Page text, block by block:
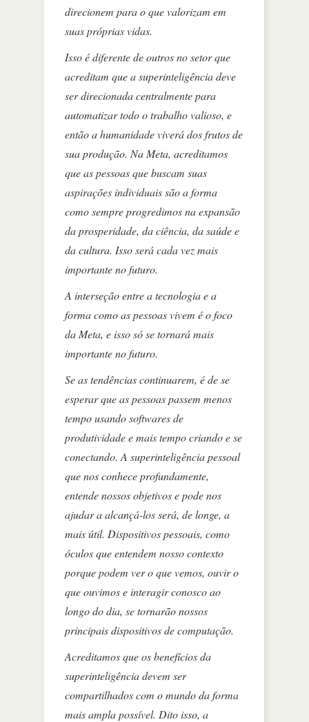
direcionem para o que valorizam em
suas próprias vidas.
Isso é diferente de outros no setor que
acreditam que a superinteligência deve
ser direcionada centralmente para
automatizar todo o trabalho valioso, e
então a humanidade viverá dos frutos de
sua produção. Na Meta, acreditamos
que as pessoas que buscam suas
aspirações individuais são a forma
como sempre progredimos na expansão
da prosperidade, da ciência, da saúde e
da cultura. Isso será cada vez mais
importante no futuro.
A interseção entre a tecnologia e a
forma como as pessoas vivem é o foco
da Meta, e isso só se tornará mais
importante no futuro.
Se as tendências continuarem, é de se
esperar que as pessoas passem menos
tempo usando softwares de
produtividade e mais tempo criando e se
conectando. A superinteligência pessoal
que nos conhece profundamente,
entende nossos objetivos e pode nos
ajudar a alcançá-los será, de longe, a
mais útil. Dispositivos pessoais, como
óculos que entendem nosso contexto
porque podem ver o que vemos, ouvir o
que ouvimos e interagir conosco ao
longo do dia, se tornarão nossos
principais dispositivos de computação.
Acreditamos que os benefícios da
superinteligência devem ser
compartilhados com o mundo da forma
mais ampla possível. Dito isso, a